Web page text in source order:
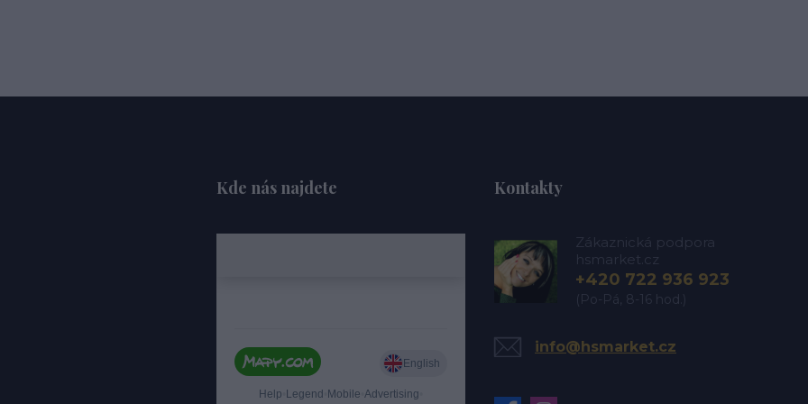
Kde nás najdete Kontakty
Zákaznická podpora
hsmarket.cz
+420 722 936 923
(Po-Pá, 8-16 hod.)
info@hsmarket.cz